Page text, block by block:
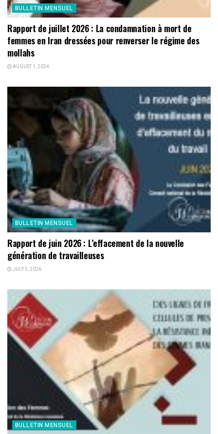
BULLETIN MENSUEL
Rapport de juillet 2026 : La condamnation à mort de
femmes en Iran dressées pour renverser le régime des
mollahs
AUGUST 1, 2026
BULLETIN MENSUEL
Rapport de juin 2026 : L’effacement de la nouvelle
génération de travailleuses
JULY 5, 2026
BULLETIN MENSUEL